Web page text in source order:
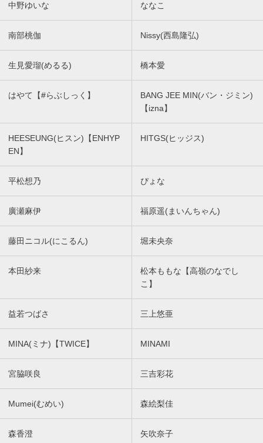
中野ゆいな ななこ
南部桃伽 Nissy(西島隆弘)
生見愛瑠(めるる) 橋本愛
はやて【#らぶしっく】
BANG JEE MIN(バン・ジミン)
【izna】
HEESEUNG(ヒスン)【ENHYP
EN】
HITGS(ヒッジス)
平松想乃 ぴょな
廣瀬麻伊 福原遥(まいんちゃん)
藤田ニコル(にこるん) 堀未央奈
本田紗来
松本ももな【高嶺のなでし
こ】
益若つばさ 三上悠亜
MINA(ミナ)【TWICE】 MINAMI
宮脇咲良 三吉彩花
Mumei(むめい) 森絵梨佳
森香澄 矢吹奈子